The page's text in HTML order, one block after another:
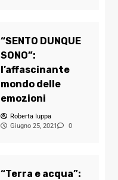
“SENTO DUNQUE
SONO”:
l’affascinante
mondo delle
emozioni
Roberta Iuppa
Giugno 25, 2021
0
“Terra e acqua”: